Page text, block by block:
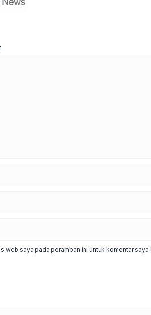
web saya pada peramban ini untuk komentar saya